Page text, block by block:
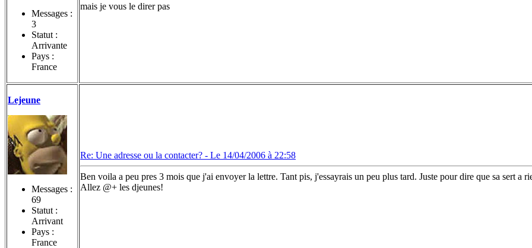
Messages :
3
Statut :
Arrivante
Pays :
France
mais je vous le direr pas
Lejeune
Messages :
69
Statut :
Arrivant
Pays :
France
Re: Une adresse ou la contacter? - Le 14/04/2006 à 22:58
Ben voila a peu pres 3 mois que j'ai envoyer la lettre. Tant pis, j'essayrais un peu plus tard. Juste pour dire que sa sert a
Allez @+ les djeunes!